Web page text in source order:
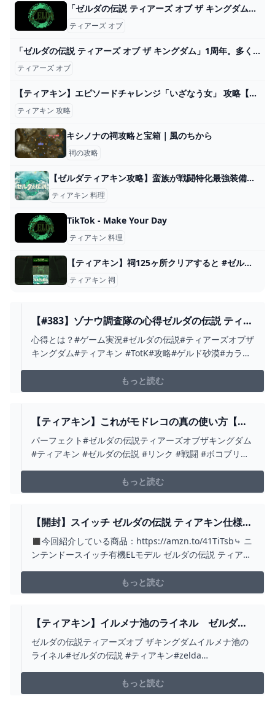
「ゼルダの伝説 ティアーズ オブ ザ キングダム」オリジナルサウンドトラック【初回数量限定生産盤】: 商品カテゴリー CD/DVD/Blu-ray/レコード/グッズの通販サイト【コロムビアミュージックショップ】
ティアーズ オブ
「ゼルダの伝説 ティアーズ オブ ザ キングダム」1周年。多くの人が夢中になったハイラルでの新しい冒険を振り返る - GAME Watch
ティアーズ オブ
【ティアキン】エピソードチャレンジ「いざなう女」 攻略【ゼルダの伝説】 - YouTube
ティアキン 攻略
キシノナの祠攻略と宝箱｜風のちから
祠の攻略
【ゼルダティアキン攻略】蛮族が戦闘特化最強装備としては一番か。料理攻撃アップは意味ある？ – ゲーム攻略のかけら
ティアキン 料理
TikTok - Make Your Day
ティアキン 料理
【ティアキン】祠125ヶ所クリアすると #ゼルダの伝説ティアーズオブザキングダム - YouTube
ティアキン 祠
【#383】ゾナウ調査隊の心得ゼルダの伝説 ティア
ーズ オブ ザ キングダム - YOUTUBE
心得とは？#ゲーム実況#ゼルダの伝説#ティアーズオブザ
キングダム#ティアキン #TotK#攻略#ゲルド砂漠#カラカ
もっと読む
【ティアキン】これがモドレコの真の使い方【ゼ
ルダの伝説 ティアーズ オブ ザ キングダム】 -
YOUTUBE
パーフェクト#ゼルダの伝説ティアーズオブザキングダム
#ティアキン #ゼルダの伝説 #リンク #戦闘 #ボコブリン
もっと読む
【開封】スイッチ ゼルダの伝説 ティアキン仕様の
レビュー！【ティアーズ オブ ザ キングダ
ム/NINTENDO SWITCH/有機ELモデル】 -
◼今回紹介している商品：https://amzn.to/41TiTsb⤷ ニ
ンテンドースイッチ有機ELモデル ゼルダの伝説 ティアー
--✧------------------✧---------※ この動画にはテロップ（字
幕）...
もっと読む
【ティアキン】イルメナ池のライネル ゼルダの
伝説ティアーズオブ ザキングダム #ゼルダの伝説
#ティアキン #ZELDA #SHORTS - YOUTUBE
ゼルダの伝説ティアーズオブ ザキングダムイルメナ池の
ライネル#ゼルダの伝説 #ティアキン#zelda
もっと読む